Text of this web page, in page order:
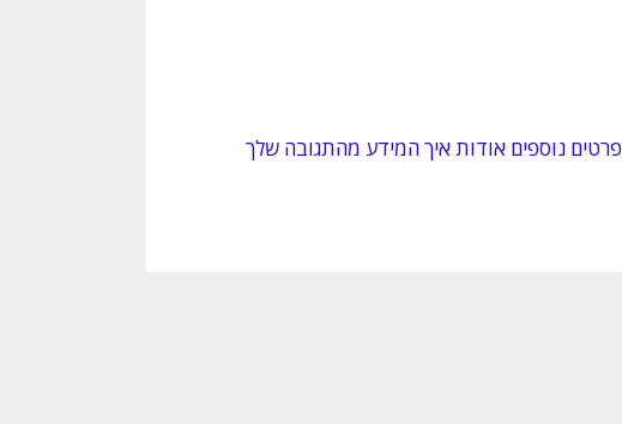
פרטים נוספים אודות איך המידע מהתגובה שלך